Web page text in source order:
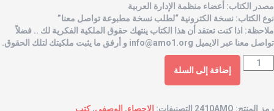
الكتاب: أعضاء منظمة الإدارة العربية
الكتاب: نسخة الكترونية “لطلب نسخة مطبوعة تواصل معنا”
اذا كنت تعتقد أن هذا الكتاب ينتهك حقوق الملكية الفكرية لك .. فضلاً
معنا عبر الايميل info@amo1.orgو أرفق ما يثبت ملكيتك لتلك الحقوق.
إضافة إلى السلة
المنتج: 2410AMO التصنيفات: الاحصاء, الوصفي ,كتب